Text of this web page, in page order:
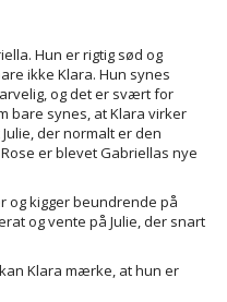
Hun er rigtig sød og
ikke Klara. Hun synes
og det er svært for
bare synes, at Klara virker
der normalt er den
er blevet Gabriellas nye
og kigger beundrende på
og vente på Julie, der snart
Klara mærke, at hun er